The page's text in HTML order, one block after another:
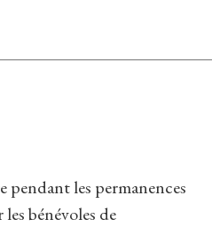
pendant les permanences
bénévoles de